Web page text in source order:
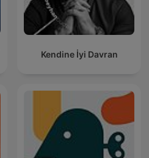
Kendine İyi Davran